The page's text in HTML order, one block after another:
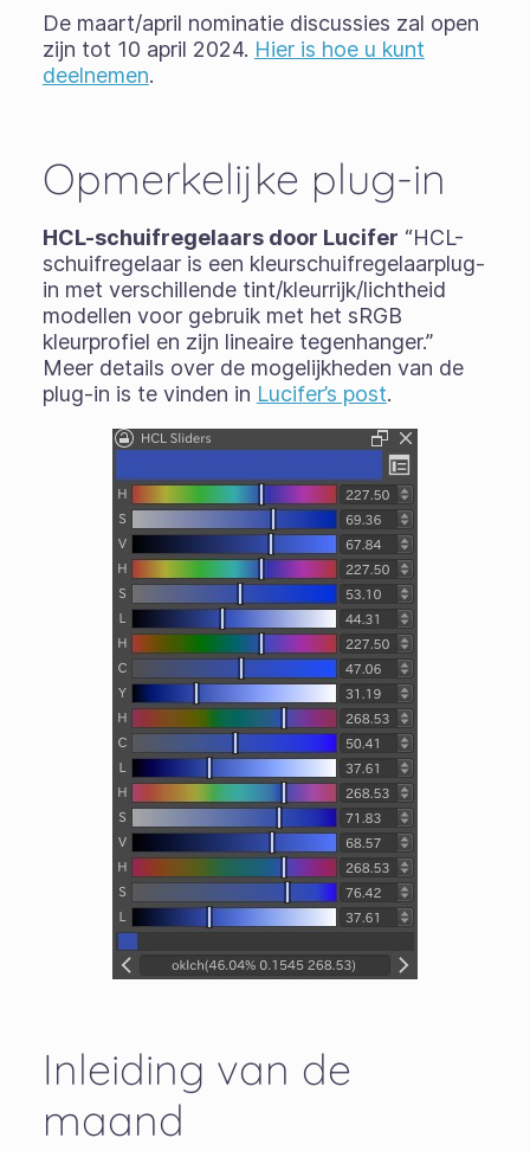
De maart/april nominatie discussies zal open
zijn tot 10 april 2024. Hier is hoe u kunt
deelnemen.
Opmerkelijke plug-in
HCL-schuifregelaars door Lucifer “HCL-
schuifregelaar is een kleurschuifregelaarplug-
in met verschillende tint/kleurrijk/lichtheid
modellen voor gebruik met het sRGB
kleurprofiel en zijn lineaire tegenhanger.”
Meer details over de mogelijkheden van de
plug-in is te vinden in Lucifer’s post.
Inleiding van de
maand